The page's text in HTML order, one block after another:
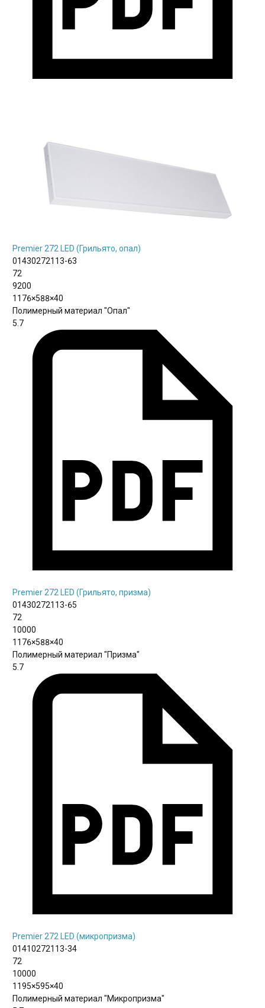
Premier 272 LED (Грильято, опал)
01430272113-63
72
9200
1176×588×40
Полимерный материал "Опал"
5.7
Premier 272 LED (Грильято, призма)
01430272113-65
72
10000
1176×588×40
Полимерный материал "Призма"
5.7
Premier 272 LED (микропризма)
01410272113-34
72
10000
1195×595×40
Полимерный материал "Микропризма"